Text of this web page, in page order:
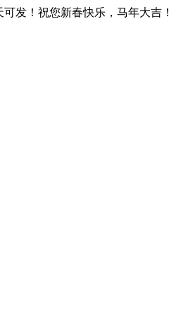
发！祝您新春快乐，马年大吉！